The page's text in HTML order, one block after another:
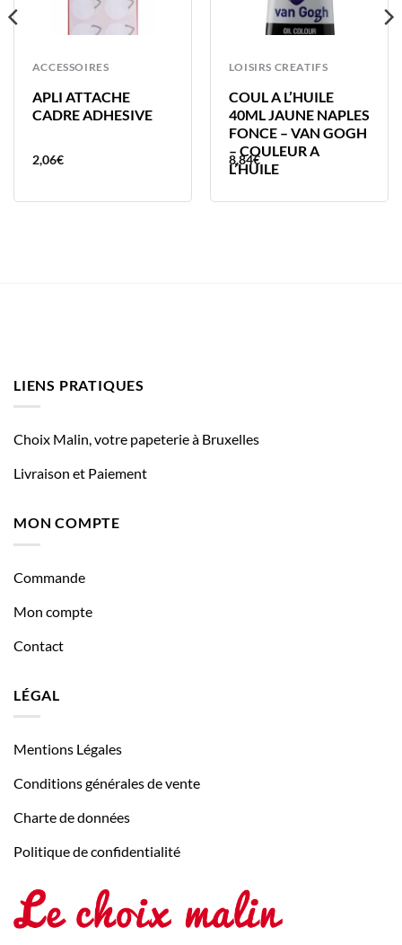
ACCESSOIRES
APLI ATTACHE
CADRE ADHESIVE
2,06€
LOISIRS CREATIFS
COUL A L’HUILE
40ML JAUNE NAPLES
FONCE – VAN GOGH
– COULEUR A
L’HUILE
8,84€
LIENS PRATIQUES
Choix Malin, votre papeterie à Bruxelles
Livraison et Paiement
MON COMPTE
Commande
Mon compte
Contact
LÉGAL
Mentions Légales
Conditions générales de vente
Charte de données
Politique de confidentialité